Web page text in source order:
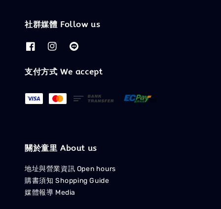
社群媒體 Follow us
支付方式 We accept
關於童里 About us
地址與營業資訊 Open hours
購書須知 Shopping Guide
媒體報導 Media